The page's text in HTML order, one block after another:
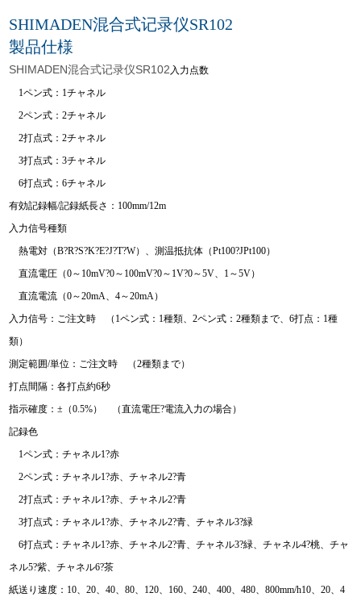
SHIMADEN混合式记录仪SR102
製品仕様
SHIMADEN混合式记录仪SR102 入力点数
1ペン式：1チャネル
2ペン式：2チャネル
2打点式：2チャネル
3打点式：3チャネル
6打点式：6チャネル
有効記録幅/記録紙長さ：100mm/12m
入力信号種類
熱電対（B?R?S?K?E?J?T?W）、測温抵抗体（Pt100?JPt100）
直流電圧（0～10mV?0～100mV?0～1V?0～5V、1～5V）
直流電流（0～20mA、4～20mA）
入力信号：ご注文時 （1ペン式：1種類、2ペン式：2種類まで、6打点：1種
類）
測定範囲/単位：ご注文時 （2種類まで）
打点間隔：各打点約6秒
指示確度：±（0.5%） （直流電圧?電流入力の場合）
記録色
1ペン式：チャネル1?赤
2ペン式：チャネル1?赤、チャネル2?青
2打点式：チャネル1?赤、チャネル2?青
3打点式：チャネル1?赤、チャネル2?青、チャネル3?緑
6打点式：チャネル1?赤、チャネル2?青、チャネル3?緑、チャネル4?桃、チャ
ネル5?紫、チャネル6?茶
紙送り速度：10、20、40、80、120、160、240、400、480、800mm/h10、20、4